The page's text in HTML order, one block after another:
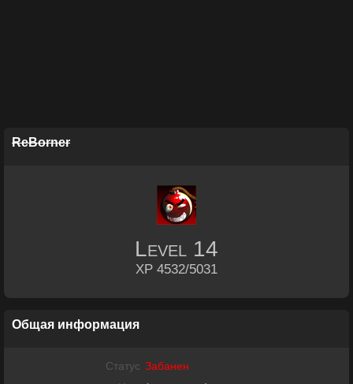
ReBorner
Level 14
XP 4532/5031
Общая информация
Статус Забанен